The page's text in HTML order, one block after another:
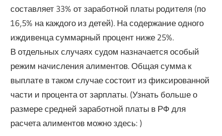
составляет 33% от заработной платы родителя (по
16,5% на каждого из детей). На содержание одного
иждивенца суммарный процент ниже 25%.
В отдельных случаях судом назначается особый
режим начисления алиментов. Общая сумма к
выплате в таком случае состоит из фиксированной
части и процента от зарплаты. (Узнать больше о
размере средней заработной платы в РФ для
расчета алиментов можно здесь: )